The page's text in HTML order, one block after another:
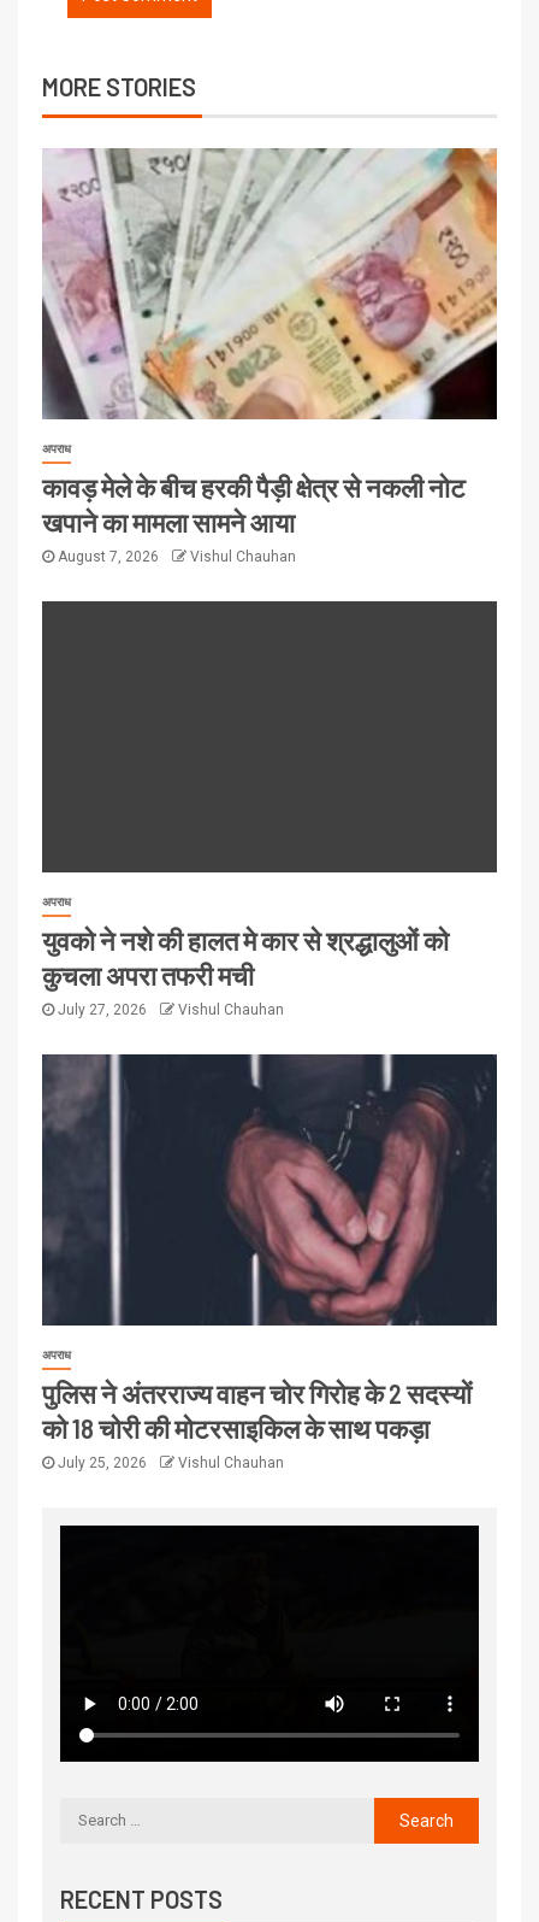
MORE STORIES
अपराध
कावड़ मेले के बीच हरकी पैड़ी क्षेत्र से नकली नोट
खपाने का मामला सामने आया
August 7, 2026 Vishul Chauhan
अपराध
युवको ने नशे की हालत मे कार से श्रद्धालुओं को
कुचला अपरा तफरी मची
July 27, 2026 Vishul Chauhan
अपराध
पुलिस ने अंतरराज्य वाहन चोर गिरोह के 2 सदस्यों
को 18 चोरी की मोटरसाइकिल के साथ पकड़ा
July 25, 2026 Vishul Chauhan
RECENT POSTS